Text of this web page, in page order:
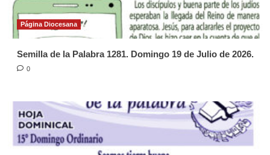
Página Diocesana
Semilla de la Palabra 1281. Domingo 19 de Julio de 2026.
0